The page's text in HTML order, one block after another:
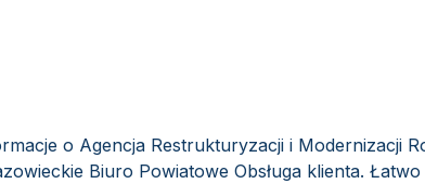
o Agencja Restrukturyzacji i Modernizacji
Biuro Powiatowe Obsługa klienta.